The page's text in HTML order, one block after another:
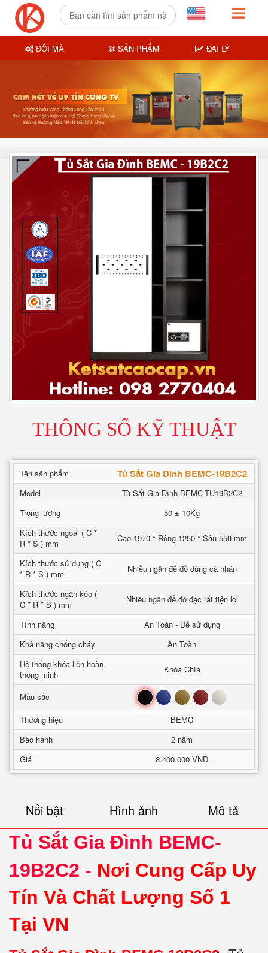
THÔNG SỐ KỸ THUẬT
Tên sản phẩm Tủ Sắt Gia Đình BEMC-19B2C2
Model
Tủ Sắt Gia Đình BEMC-TU19B2C2
Trọng lượng
50 ± 10Kg
Kích thước ngoài ( C *
R * S ) mm
Cao 1970 * Rộng 1250 * Sâu 550 mm
Kích thước sử dụng ( C
* R * S ) mm
Nhiều ngăn để đồ dùng cá nhân
Kích thước ngăn kéo (
C * R * S ) mm
Nhiều ngăn để đồ đạc rất tiện lợi
Tính năng
An Toàn - Dễ sử dụng
Khả năng chống cháy
An Toàn
Hệ thống khóa liên hoàn
thông minh
Khóa Chìa
Mầu sắc Đen Xanh Nâu Đỏ Trắng
Thương hiệu
BEMC
Bảo hành
2 năm
Giá
8.400.000 VNĐ
Nổi bật Hình ảnh Mô tả
Tủ Sắt Gia Đình BEMC-
19B2C2 - Nơi Cung Cấp Uy
Tín Và Chất Lượng Số 1
Tại VN
ĐỔI MÃ SẢN PHẨM ĐẠI LÝ